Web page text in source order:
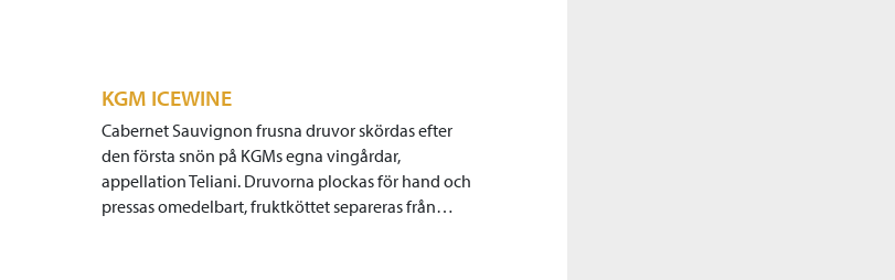
KGM ICEWINE
Cabernet Sauvignon frusna druvor skördas efter
den första snön på KGMs egna vingårdar,
appellation Teliani. Druvorna plockas för hand och
pressas omedelbart, fruktköttet separeras från…